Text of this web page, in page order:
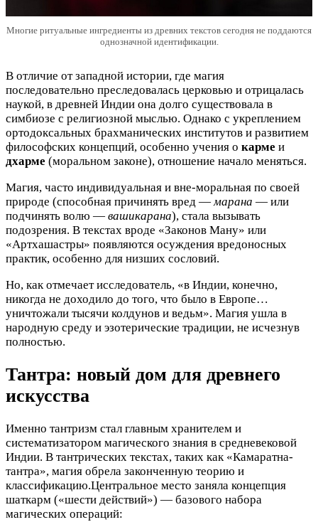
Многие ритуальные ингредиенты из древних текстов сегодня не поддаются
однозначной идентификации.
В отличие от западной истории, где магия
последовательно преследовалась церковью и отрицалась
наукой, в древней Индии она долго существовала в
симбиозе с религиозной мыслью. Однако с укреплением
ортодоксальных брахманических институтов и развитием
философских концепций, особенно учения о карме и
дхарме (моральном законе), отношение начало меняться.
Магия, часто индивидуальная и вне-моральная по своей
природе (способная причинять вред —марана — или
подчинять волю — вашикарана), стала вызывать
подозрения. В текстах вроде «Законов Ману» или
«Артхашастры» появляются осуждения вредоносных
практик, особенно для низших сословий.
Но, как отмечает исследователь, «в Индии, конечно,
никогда не доходило до того, что было в Европе…
уничтожали тысячи колдунов и ведьм». Магия ушла в
народную среду и эзотерические традиции, не исчезнув
полностью.
Тантра: новый дом для древнего
искусства
Именно тантризм стал главным хранителем и
систематизатором магического знания в средневековой
Индии. В тантрических текстах, таких как «Камаратна-
тантра», магия обрела законченную теорию и
классификацию.Центральное место заняла концепция
шаткарм («шести действий») — базового набора
магических операций: